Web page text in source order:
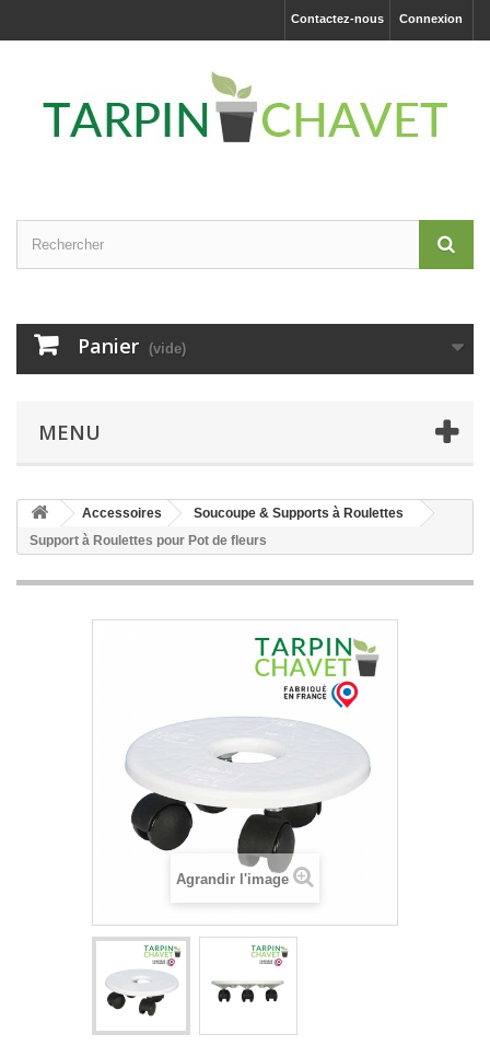
Connexion
Contactez-nous
Panier (vide)
MENU
Accessoires
Soucoupe & Supports à Roulettes
Support à Roulettes pour Pot de fleurs
Agrandir l'image